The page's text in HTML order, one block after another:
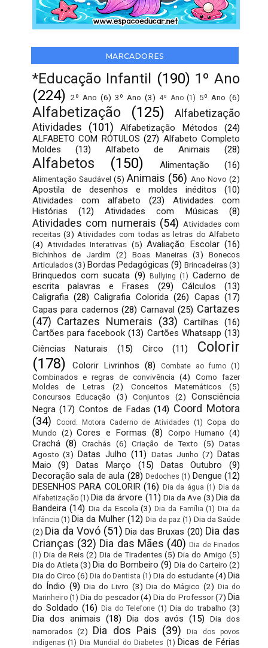
MARCADORES
*Educação Infantil (190) 1º Ano
(224) 2º Ano (6) 3º Ano (3) 4º Ano (1) 5º Ano (6)
Alfabetização (125)
Alfabetização
Atividades
(101) Alfabetização Métodos
(24)
ALFABETO COM RÓTULOS (27) Alfabeto Completo
Moldes
(13) Alfabeto de Animais (28)
Alfabetos (150) Alimentação (16)
Alimentação Saudável (5) Animais (56) Ano Novo (2)
Apostila de desenhos e moldes inéditos
(10)
Atividades com alfabeto
(23)
Atividades com
Histórias
(12) Atividades com Músicas (8)
Atividades com numerais (54) Atividades com
receitas (3) Atividades com todas as letras do Alfabeto
(4) Atividades Interativas (5) Avaliação Escolar (16)
Bichinhos de Jardim (2) Boas Maneiras (3)
Bonecos
Articulados (3) Bordas Pedagógicas (9) Brincadeiras(3)
Brinquedos com sucata (9) Bullying (1) Caderno de
escrita palavras e Frases
(29) Cálculos
(13)
Caligrafia (28) Caligrafia Colorida (26) Capas (17)
Capas para cadernos (28) Carnaval (25) Cartazes
(47) Cartazes Numerais (33) Cartilhas
(16)
Cartões para facebook (13) Cartões Whatsapp (13)
Ciências Naturais
(15) Circo (11)
Colorir
(178)
Colorir Livrinhos (8) Combate ao fumo (1)
Combinados e regras de convivência (4)
Como fazer
Moldes de Letras
(2) Conceitos Matemáticos
(5)
Concursos Educação
(3) Conjuntos (2)
Consciência
Negra (17) Contos de Fadas (14) Coord Motora
(34)
Coord. Motora Caderno de Atividades (1) Copa do
Mundo (2) Cores e Formas (8) Corpo Humano (4)
Crachá (8) Crachás (6) Criação de Texto (5) Datas
Agosto (3) Datas Julho (11) Datas Junho (7) Datas
Maio
(9) Datas Março (15) Datas Outubro
(9)
Decoração sala de aula (28) Dedoches (1) Dengue (12)
DESENHOS PARA COLORIR (16) Dia da água (1) Dia da
Alfabetização (1) Dia da árvore (11) Dia da Ave (3) Dia da
Bandeira (14) Dia da Escola (3) Dia da Família (1) Dia da
Infância (1) Dia da Mulher (12) Dia da paz (1) Dia da Saúde
(2) Dia da Vovó (51) Dia das Bruxas (20) Dia das
Crianças (32) Dia das Mães (40) Dia de Finados
(1) Dia de Reis (2) Dia de Tiradentes (5) Dia do Amigo (5)
Dia do Atleta (3) Dia do Bombeiro (9) Dia do Carteiro (2)
Dia do Circo (6) Dia do Dentista (1) Dia do estudante(4) Dia
do Índio (9) Dia do Livro (3) Dia do Mágico (2) Dia do
Marinheiro (1) Dia do pescador (4) Dia do Professor (7) Dia
do Soldado (16) Dia do Telefone (1) Dia do trabalho (3)
Dia dos animais (18) Dia dos avós (15)
Dia dos
namorados (2) Dia dos Pais (39)
Dia dos povos
indígenas (1) Dia Mundial do Diabetes (1) Dicas de Férias